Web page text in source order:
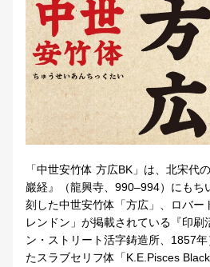
「中世安竹体 方広BK」は、北宋代
巖経』（龍興寺、990–994）にもち
刻した中世安竹体「方広」、ロバー
レンドン」が掲載されている『印刷
ン・ストリート活字鋳造所、1857
たスラブセリフ体「K.E.Pisces